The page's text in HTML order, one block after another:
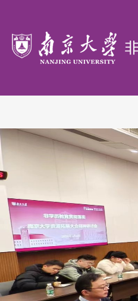
学
位
政
文
件
究
机
构
教
学
园
证
书
证
联
我
们